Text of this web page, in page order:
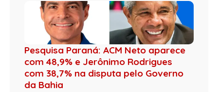
Pesquisa Paraná: ACM Neto aparece
com 48,9% e Jerônimo Rodrigues
com 38,7% na disputa pelo Governo
da Bahia